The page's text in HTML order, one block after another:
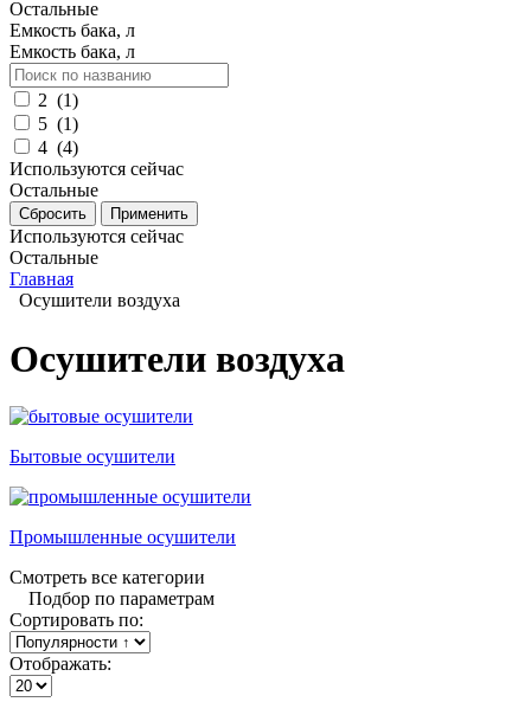
Остальные
Емкость бака, л
Емкость бака, л
2 (1)
5 (1)
4 (4)
Используются сейчас
Остальные
Используются сейчас
Остальные
Главная
Осушители воздуха
Осушители воздуха
Бытовые осушители
Промышленные осушители
Смотреть все категории
Подбор по параметрам
Сортировать по:
Отображать: